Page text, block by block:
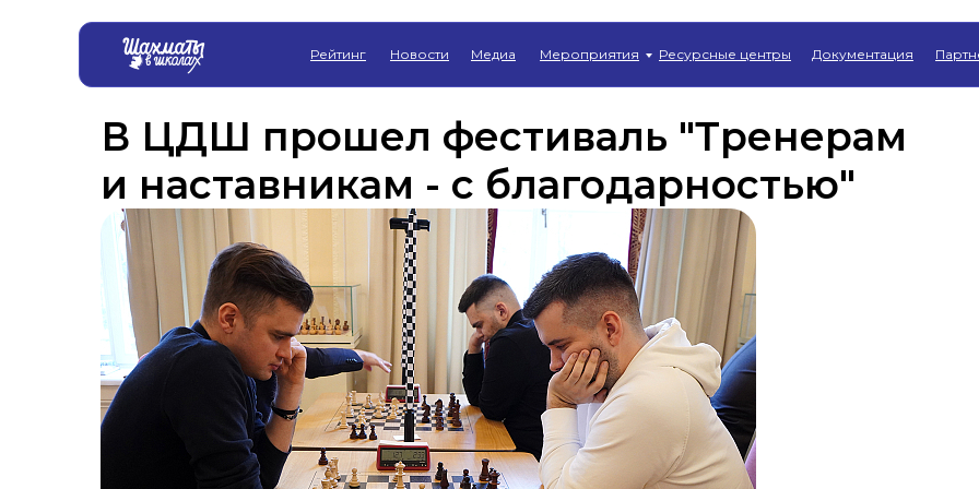
Рейтинг Документация
Ресурсные центры
Новости Мероприятия
Медиа
В ЦДШ прошел фестиваль "Тренерам
и наставникам - с благодарностью"